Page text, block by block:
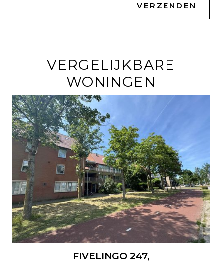
VERZENDEN
VERGELIJKBARE
WONINGEN
FIVELINGO 247,